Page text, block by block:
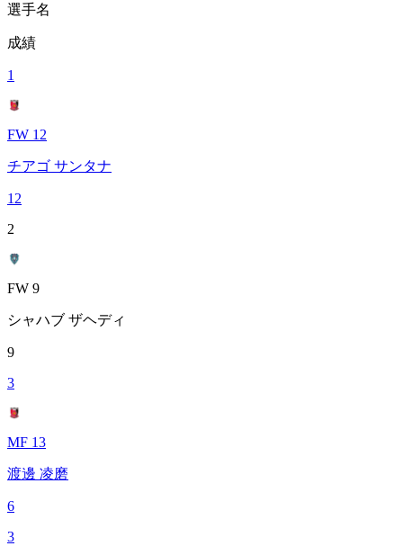
選手名
成績
1
FW 12
チアゴ サンタナ
12
2
FW 9
シャハブ ザヘディ
9
3
MF 13
渡邊 凌磨
6
3